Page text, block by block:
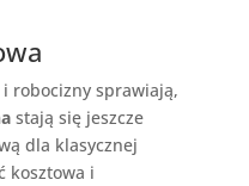
robocizny sprawiają,
stają się jeszcze
dla klasycznej
kosztowa i